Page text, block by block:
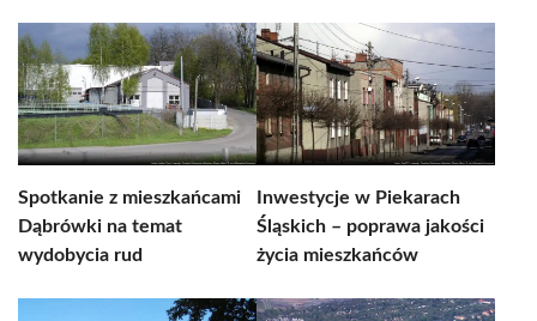
Spotkanie z mieszkańcami
Dąbrówki na temat
wydobycia rud
Inwestycje w Piekarach
Śląskich – poprawa jakości
życia mieszkańców